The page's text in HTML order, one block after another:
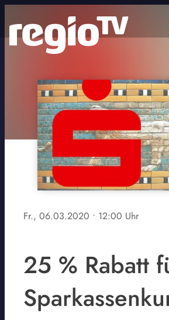
Fr., 06.03.2020 • 12:00 Uhr
25 % Rabatt